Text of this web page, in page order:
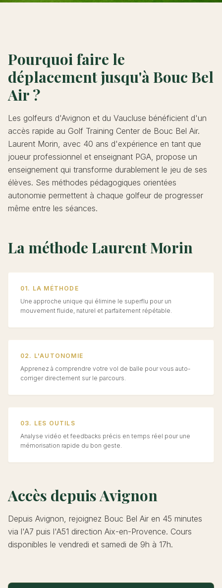
Pourquoi faire le
déplacement jusqu'à Bouc Bel
Air ?
Les golfeurs d'Avignon et du Vaucluse bénéficient d'un
accès rapide au Golf Training Center de Bouc Bel Air.
Laurent Morin, avec 40 ans d'expérience en tant que
joueur professionnel et enseignant PGA, propose un
enseignement qui transforme durablement le jeu de ses
élèves. Ses méthodes pédagogiques orientées
autonomie permettent à chaque golfeur de progresser
même entre les séances.
La méthode Laurent Morin
01. LA MÉTHODE
Une approche unique qui élimine le superflu pour un
mouvement fluide, naturel et parfaitement répétable.
02. L'AUTONOMIE
Apprenez à comprendre votre vol de balle pour vous auto-
corriger directement sur le parcours.
03. LES OUTILS
Analyse vidéo et feedbacks précis en temps réel pour une
mémorisation rapide du bon geste.
Accès depuis Avignon
Depuis Avignon, rejoignez Bouc Bel Air en 45 minutes
via l'A7 puis l'A51 direction Aix-en-Provence. Cours
disponibles le vendredi et samedi de 9h à 17h.